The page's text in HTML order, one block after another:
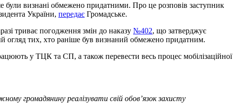
були визнані обмежено придатними. Про це розповів заступник
України, передає Громадське.
триває погодження змін до наказу №402, що затверджує
огляд тих, хто раніше був визнаний обмежено придатним.
у ТЦК та СП, а також перевести весь процес мобілізаційної
громадянину реалізувати свій обов’язок захисту